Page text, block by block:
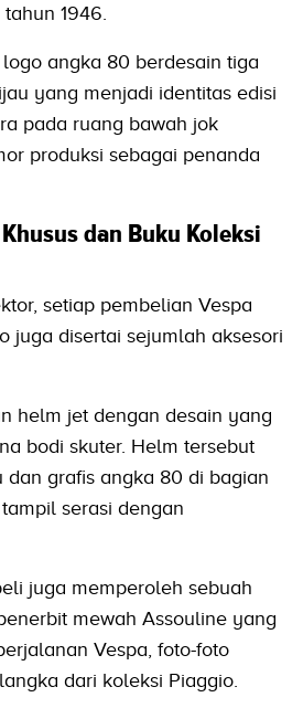
1946.
angka 80 berdesain tiga
yang menjadi identitas edisi
pada ruang bawah jok
produksi sebagai penanda
dan Buku Koleksi
setiap pembelian Vespa
juga disertai sejumlah aksesori
helm jet dengan desain yang
bodi skuter. Helm tersebut
dan grafis angka 80 di bagian
serasi dengan
juga memperoleh sebuah
mewah Assouline yang
Vespa, foto-foto
dari koleksi Piaggio.